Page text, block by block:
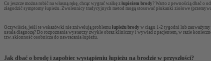
Co jeszcze można robić na własną rękę, chcąc wygrać walkę z łupieżem brody? Warto z pewnością dbać o
złagodzić symptomy łupieżu. Zwolennicy tradycyjnych metod mogą stosować płukanki ziołowe
Oczywiście, jeśli te wskazówki nie zniwelują problemu łupieżu brody w ciągu 1-2 tygodni lub zauważymy
ustala diagnozę? Do rozpoznania wystarczy zwykle obraz kliniczny i wywiad z pacjentem, w razie
tzw. skłonność osobnicza do nawracania łupieżu.
Jak dbać o brodę i zapobiec wystąpieniu łupieżu na brodzie w przyszłości?